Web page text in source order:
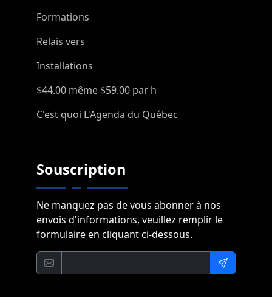
Formations
Relais vers
Installations
$44.00 même $59.00 par h
C'est quoi L'Agenda du Québec
Souscription
Ne manquez pas de vous abonner à nos
envois d'informations, veuillez remplir le
formulaire en cliquant ci-dessous.